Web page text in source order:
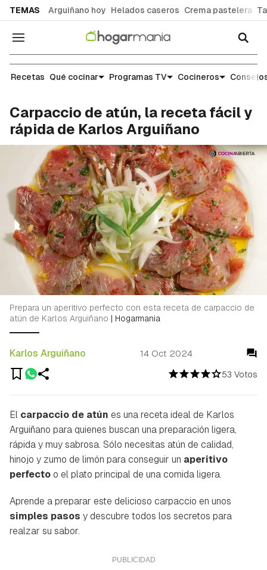
TEMAS Arguiñano hoy Helados caseros Crema pastelera
Navegación
Recetas
Recetas Qué cocinar Programas TV Cocineros
Carpaccio de atún, la receta fácil y
rápida de Karlos Arguiñano
53 Votos
Karlos Arguiñano 14 Oct 2024
Prepara un aperitivo perfecto con esta receta de carpaccio de
atún de Karlos Arguiñano | Hogarmania
El carpaccio de atún es una receta ideal de Karlos
Arguiñano para quienes buscan una preparación ligera,
rápida y muy sabrosa. Sólo necesitas atún de calidad,
hinojo y zumo de limón para conseguir un aperitivo
perfectoo el plato principal de una comida ligera.
Aprende a preparar este delicioso carpaccio en unos
simples pasos y descubre todos los secretos para
realzar su sabor.